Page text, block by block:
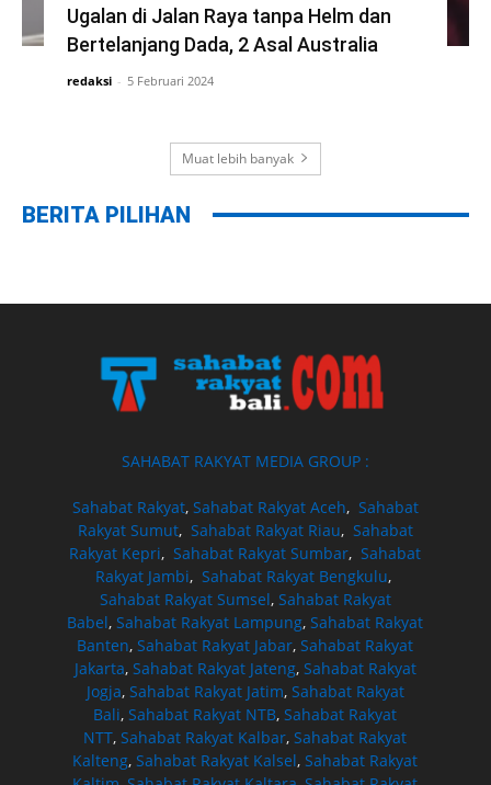
Ugalan di Jalan Raya tanpa Helm dan
Bertelanjang Dada, 2 Asal Australia
redaksi - 5 Februari 2024
Muat lebih banyak
BERITA PILIHAN
SAHABAT RAKYAT MEDIA GROUP :
Sahabat Rakyat, Sahabat Rakyat Aceh, Sahabat
Rakyat Sumut, Sahabat Rakyat Riau, Sahabat
Rakyat Kepri,Sahabat Rakyat Sumbar,Sahabat
Rakyat Jambi, Sahabat Rakyat Bengkulu,
Sahabat Rakyat Sumsel, Sahabat Rakyat
Babel,Sahabat Rakyat Lampung,Sahabat Rakyat
Banten,Sahabat Rakyat Jabar,Sahabat Rakyat
Jakarta, Sahabat Rakyat Jateng, Sahabat Rakyat
Jogja, Sahabat Rakyat Jatim, Sahabat Rakyat
Bali,Sahabat Rakyat NTB,Sahabat Rakyat
NTT,Sahabat Rakyat Kalbar,Sahabat Rakyat
Kalteng,Sahabat Rakyat Kalsel,Sahabat Rakyat